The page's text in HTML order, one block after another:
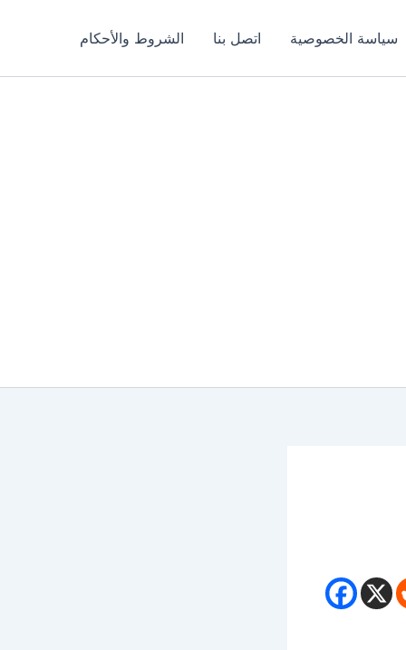
سياسة الخصوصية اتصل بنا الشروط والأحكام